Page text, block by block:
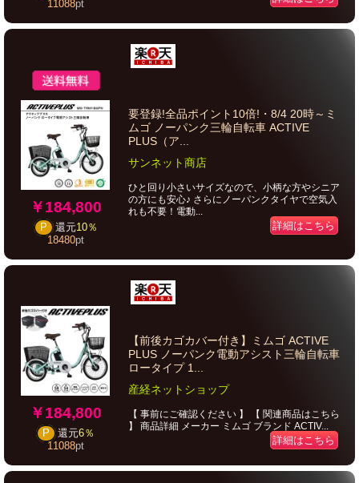
11088pt
￥184,800
P 還元10％
18480pt
要登録!全品ポイント10倍!・8/4 20時～ミ
ムゴ ノーパンク三輪自転車 ACTIVE
PLUS（ア...
サンネット商店
ひと回り小さいサイズなので、小柄な方やシニア
の方にも安心♪ さらにノーパンクタイヤで空気入
れも不要！電動...
詳細はこちら
￥184,800
P 還元6％
11088pt
【前後カゴカバー付き】ミムゴ ACTIVE
PLUS ノーパンク電動アシスト三輪自転車
ロータイプ 1...
産経ネットショップ
【 事前にご確認ください 】 【 関連商品はこちら
】 商品詳細 メーカー ミムゴ ブランド ACTIV...
詳細はこちら